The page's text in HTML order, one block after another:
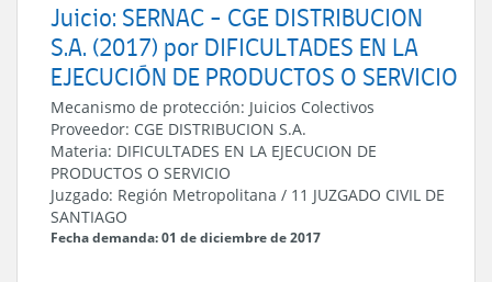
Juicio: SERNAC - CGE DISTRIBUCION
S.A. (2017) por DIFICULTADES EN LA
EJECUCIÓN DE PRODUCTOS O SERVICIO
Mecanismo de protección: Juicios Colectivos
Proveedor: CGE DISTRIBUCION S.A.
Materia: DIFICULTADES EN LA EJECUCION DE
PRODUCTOS O SERVICIO
Juzgado: Región Metropolitana / 11 JUZGADO CIVIL DE
SANTIAGO
Fecha demanda: 01 de diciembre de 2017